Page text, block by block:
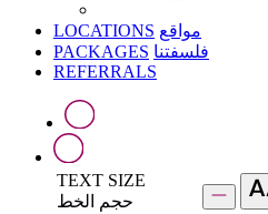
LOCATIONS مواقع
PACKAGES فلسفتنا
REFERRALS
TEXT SIZE
حجم الخط